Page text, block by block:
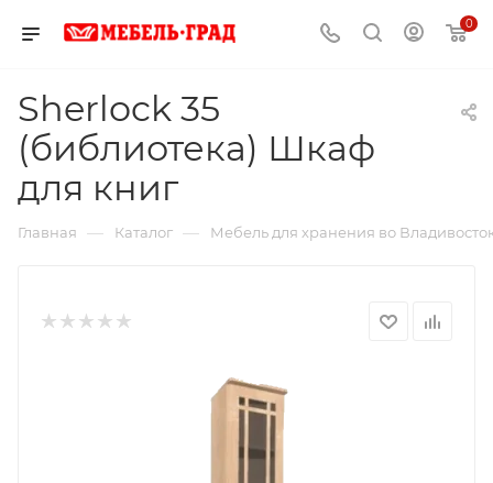
0
Sherlock 35
(библиотека) Шкаф
для книг
Главная — Каталог — Мебель для хранения во